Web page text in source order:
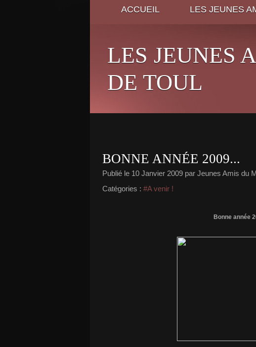
ACCUEIL LES JEUNES
LES JEUNES
DE TOUL
BONNE ANNÉE 2009...
Publié le 10 Janvier 2009 par Jeunes Amis du
Catégories : #A venir !
Bonne année